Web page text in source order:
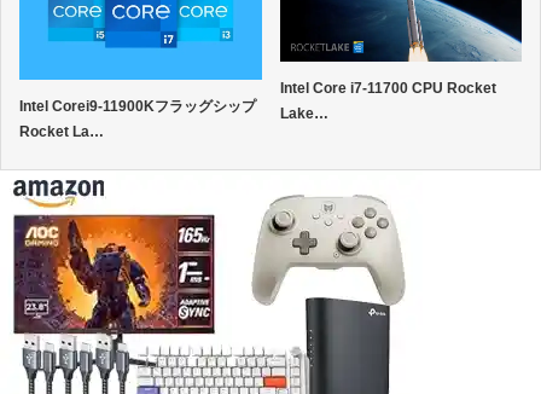
Intel Corei9-11900Kフラッグシップ
Rocket La…
Intel Core i7-11700 CPU Rocket
Lake…